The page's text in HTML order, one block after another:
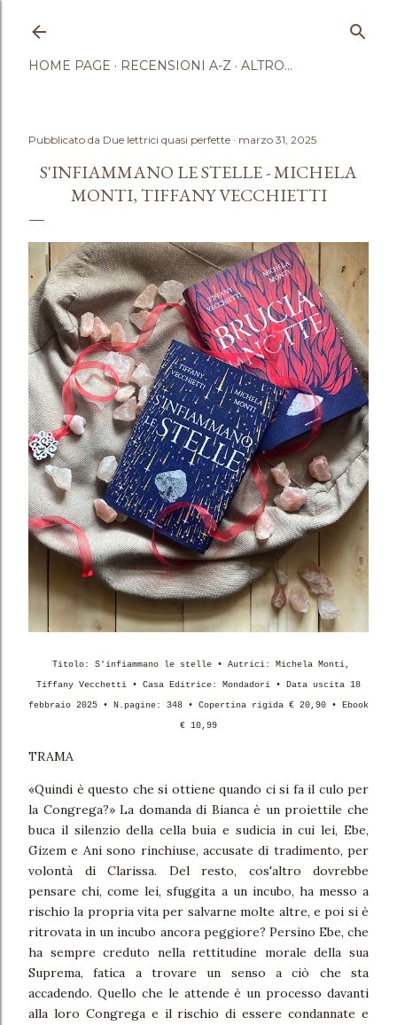
HOME PAGE RECENSIONI A-Z ALTRO…
Pubblicato da Due lettrici quasi perfette marzo 31, 2025
S'INFIAMMANO LE STELLE - MICHELA
MONTI, TIFFANY VECCHIETTI
Titolo: S'infiammano le stelle • Autrici: Michela Monti,
Tiffany Vecchetti • Casa Editrice: Mondadori • Data uscita 18
febbraio 2025 • N.pagine: 348 • Copertina rigida € 20,90 • Ebook
€ 10,99
TRAMA
«Quindi è questo che si ottiene quando ci si fa il culo per
la Congrega?» La domanda di Bianca è un proiettile che
buca il silenzio della cella buia e sudicia in cui lei, Ebe,
Gizem e Ani sono rinchiuse, accusate di tradimento, per
volontà di Clarissa. Del resto, cos'altro dovrebbe
pensare chi, come lei, sfuggita a un incubo, ha messo a
rischio la propria vita per salvarne molte altre, e poi si è
ritrovata in un incubo ancora peggiore? Persino Ebe, che
ha sempre creduto nella rettitudine morale della sua
Suprema, fatica a trovare un senso a ciò che sta
accadendo. Quello che le attende è un processo davanti
alla loro Congrega e il rischio di essere condannate e